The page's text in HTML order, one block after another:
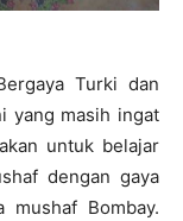
Turki dan
yang masih ingat
untuk belajar
dengan gaya
Bombay.